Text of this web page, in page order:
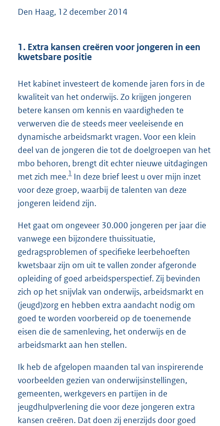
Den Haag, 12 december 2014
1. Extra kansen creëren voor jongeren in een
kwetsbare positie
Het kabinet investeert de komende jaren fors in de
kwaliteit van het onderwijs. Zo krijgen jongeren
betere kansen om kennis en vaardigheden te
verwerven die de steeds meer veeleisende en
dynamische arbeidsmarkt vragen. Voor een klein
deel van de jongeren die tot de doelgroepen van het
mbo behoren, brengt dit echter nieuwe uitdagingen
met zich mee.1 In deze brief leest u over mijn inzet
voor deze groep, waarbij de talenten van deze
jongeren leidend zijn.
Het gaat om ongeveer 30.000 jongeren per jaar die
vanwege een bijzondere thuissituatie,
gedragsproblemen of specifieke leerbehoeften
kwetsbaar zijn om uit te vallen zonder afgeronde
opleiding of goed arbeidsperspectief. Zij bevinden
zich op het snijvlak van onderwijs, arbeidsmarkt en
(jeugd)zorg en hebben extra aandacht nodig om
goed te worden voorbereid op de toenemende
eisen die de samenleving, het onderwijs en de
arbeidsmarkt aan hen stellen.
Ik heb de afgelopen maanden tal van inspirerende
voorbeelden gezien van onderwijsinstellingen,
gemeenten, werkgevers en partijen in de
jeugdhulpverlening die voor deze jongeren extra
kansen creëren. Dat doen zij enerzijds door goed